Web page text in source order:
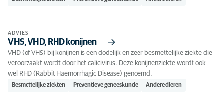
ADVIES
VHS, VHD, RHD konijnen
VHD (of VHS) bij konijnen is een dodelijk en zeer besmettelijke ziekte die
veroorzaakt wordt door het calicivirus. Deze konijnenziekte wordt ook
wel RHD (Rabbit Haemorrhagic Disease) genoemd.
Besmettelijke ziekten Preventieve geneeskunde Andere dieren